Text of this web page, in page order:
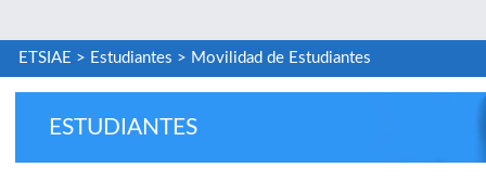
ETSIAE > Estudiantes > Movilidad de Estudiantes
ESTUDIANTES